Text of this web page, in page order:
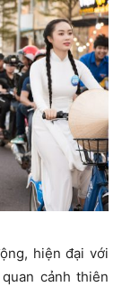
hiện đại với
cảnh thiên